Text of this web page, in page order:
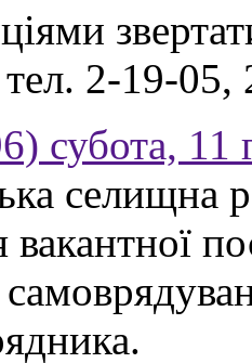
2-19-05,
субота, 11
селищна
вакантної